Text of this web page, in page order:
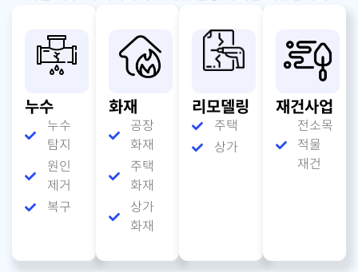
누수
누수
탐지
원인
제거
복구
화재
공장
화재
주택
화재
상가
화재
리모델링
주택
상가
재건사업
전소목
적물
재건